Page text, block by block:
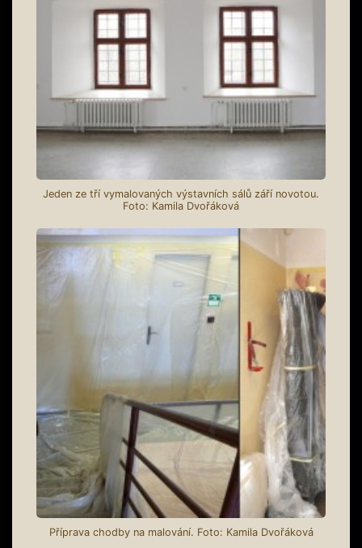
Jeden ze tří vymalovaných výstavních sálů září novotou.
Foto: Kamila Dvořáková
Příprava chodby na malování. Foto: Kamila Dvořáková